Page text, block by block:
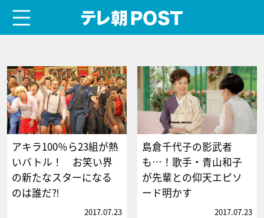
アキラ100％ら23組が熱
いバトル！ お笑い界
の新たなスターになる
のは誰だ⁈
2017.07.23
島倉千代子の影武者
も…！歌手・青山和子
が先輩との仰天エピソ
ード明かす
2017.07.23